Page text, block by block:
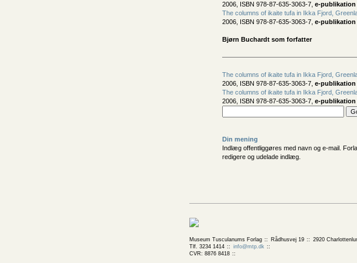
2006, ISBN 978-87-635-3063-7, e-publikation
The columns of ikaite tufa in Ikka Fjord,
2006, ISBN 978-87-635-3063-7, e-publikation
Bjørn Buchardt som forfatter
The columns of ikaite tufa in Ikka Fjord,
2006, ISBN 978-87-635-3063-7, e-publikation
The columns of ikaite tufa in Ikka Fjord,
2006, ISBN 978-87-635-3063-7, e-publikation
Din mening
Indlæg offentliggøres med navn og e-mail.
redigere og udelade indlæg.
Museum Tusculanums Forlag Rådhusvej 19
2920
Tlf. 3234 1414
info@mtp.dk
CVR: 8876 8418